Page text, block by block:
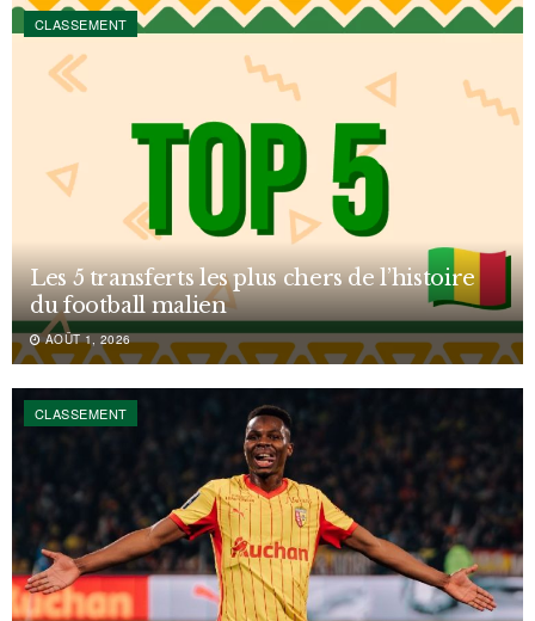
CLASSEMENT
Les 5 transferts les plus chers de l’histoire
du football malien
AOÛT 1, 2026
CLASSEMENT